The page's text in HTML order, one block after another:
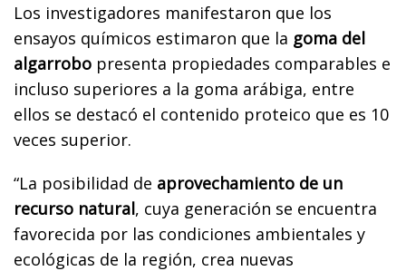
Los investigadores manifestaron que los
ensayos químicos estimaron que la goma del
algarrobo presenta propiedades comparables e
incluso superiores a la goma arábiga, entre
ellos se destacó el contenido proteico que es 10
veces superior.
“La posibilidad de aprovechamiento de un
recurso natural, cuya generación se encuentra
favorecida por las condiciones ambientales y
ecológicas de la región, crea nuevas